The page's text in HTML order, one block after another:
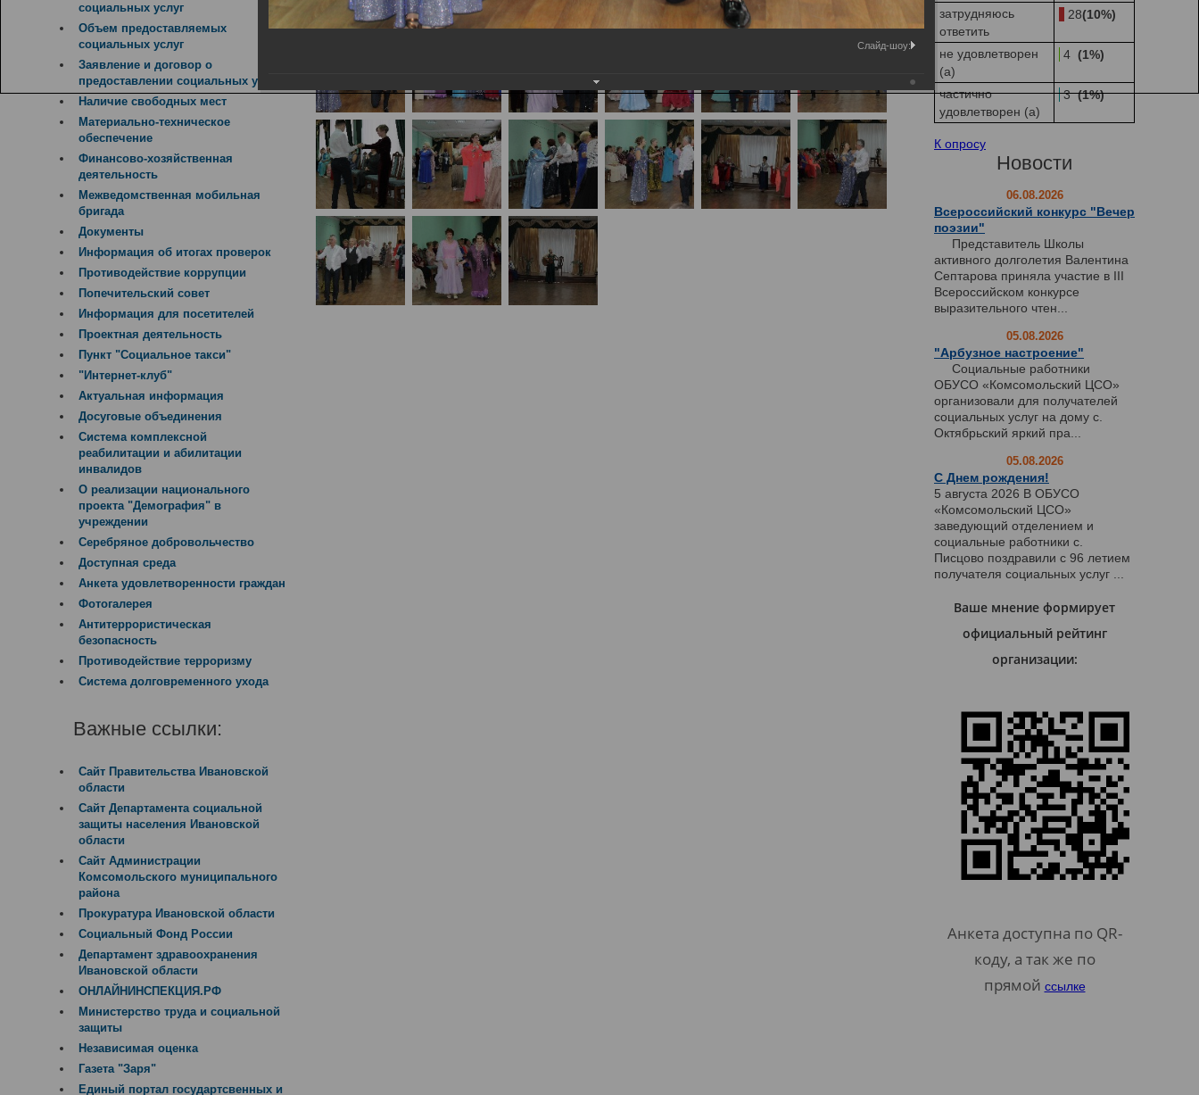
социальных услуг
Объем предоставляемых
социальных услуг
Заявление и договор о
предоставлении социальных услуг
Наличие свободных мест
Материально-техническое
обеспечение
Финансово-хозяйственная
деятельность
Межведомственная мобильная
бригада
Документы
Информация об итогах проверок
Противодействие коррупции
Попечительский совет
Информация для посетителей
Проектная деятельность
Пункт "Социальное такси"
"Интернет-клуб"
Актуальная информация
Досуговые объединения
Система комплексной
реабилитации и абилитации
инвалидов
О реализации национального
проекта "Демография" в
учреждении
Серебряное добровольчество
Доступная среда
Анкета удовлетворенности граждан
Фотогалерея
Антитеррористическая
безопасность
Противодействие терроризму
Система долговременного ухода
Важные ссылки:
Сайт Правительства Ивановской
области
Сайт Департамента социальной
защиты населения Ивановской
области
Сайт Администрации
Комсомольского муниципального
района
Прокуратура Ивановской области
Социальный Фонд России
Департамент здравоохранения
Ивановской области
ОНЛАЙНИНСПЕКЦИЯ.РФ
Министерство труда и социальной
защиты
Независимая оценка
Газета "Заря"
Единый портал государтсвенных и
затрудняюсь
ответить
28(10%)
не удовлетворен
(а)
4 (1%)
частично
удовлетворен (а)
3 (1%)
К опросу
Новости
06.08.2026
Всероссийский конкурс "Вечер
поэзии"
Представитель Школы
активного долголетия Валентина
Септарова приняла участие в III
Всероссийском конкурсе
выразительного чтен...
05.08.2026
"Арбузное настроение"
Социальные работники
ОБУСО «Комсомольский ЦСО»
организовали для получателей
социальных услуг на дому с.
Октябрьский яркий пра...
05.08.2026
С Днем рождения!
5 августа 2026 В ОБУСО
«Комсомольский ЦСО»
заведующий отделением и
социальные работники с.
Писцово поздравили с 96 летием
получателя социальных услуг ...
Ваше мнение формирует
официальный рейтинг
организации:
Анкета доступна по QR-
коду, а так же по
прямой ссылке
Слайд-шоу: